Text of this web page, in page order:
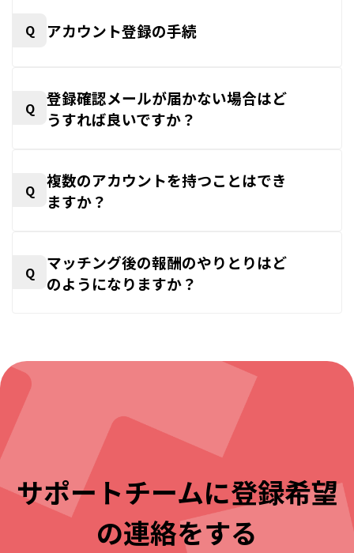
Q アカウント登録の手続
Q
登録確認メールが届かない場合はど
うすれば良いですか？
Q
複数のアカウントを持つことはでき
ますか？
Q
マッチング後の報酬のやりとりはど
のようになりますか？
サポートチームに登録希望
の連絡をする